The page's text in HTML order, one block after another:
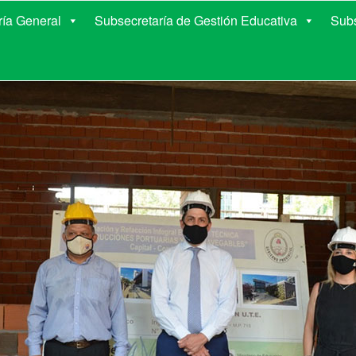
EDUCACIÓN DE
General Subsecretaría de Gestión Educativa